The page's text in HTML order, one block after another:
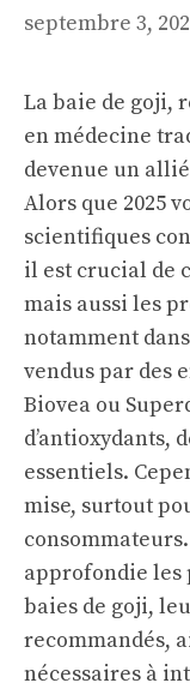
septembre 3,
La baie de goji,
en médecine
devenue un
Alors que 2025
scientifiques
il est crucial de
mais aussi les
notamment
vendus par des
Biovea ou
d’antioxydants,
essentiels.
mise, surtout
approfondie les
baies de goji,
recommandés,
nécessaires à